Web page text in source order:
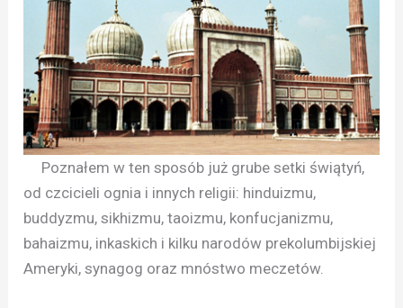
Poznałem w ten sposób już grube setki świątyń,
od czcicieli ognia i innych religii: hinduizmu,
buddyzmu, sikhizmu, taoizmu, konfucjanizmu,
bahaizmu, inkaskich i kilku narodów prekolumbijskiej
Ameryki, synagog oraz mnóstwo meczetów.